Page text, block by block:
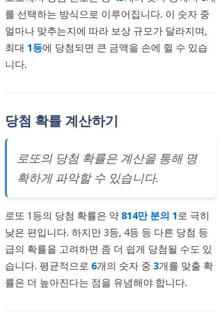
를 선택하는 방식으로 이루어집니다. 이 숫자 중
얼마나 맞추는지에 따라 보상 규모가 달라지며,
최대 1등에 당첨되면 큰 금액을 손에 쥘 수 있습
니다.
당첨 확률 계산하기
로또의 당첨 확률은 계산을 통해 명
확하게 파악할 수 있습니다.
로또 1등의 당첨 확률은 약 814만 분의 1로 극히
낮은 편입니다. 하지만 3등, 4등 등 다른 당첨 등
급의 확률을 고려하면 좀 더 쉽게 당첨될 수도 있
습니다. 평균적으로 6개의 숫자 중 3개를 맞출 확
률은 더 높아진다는 점을 유념해야 합니다.